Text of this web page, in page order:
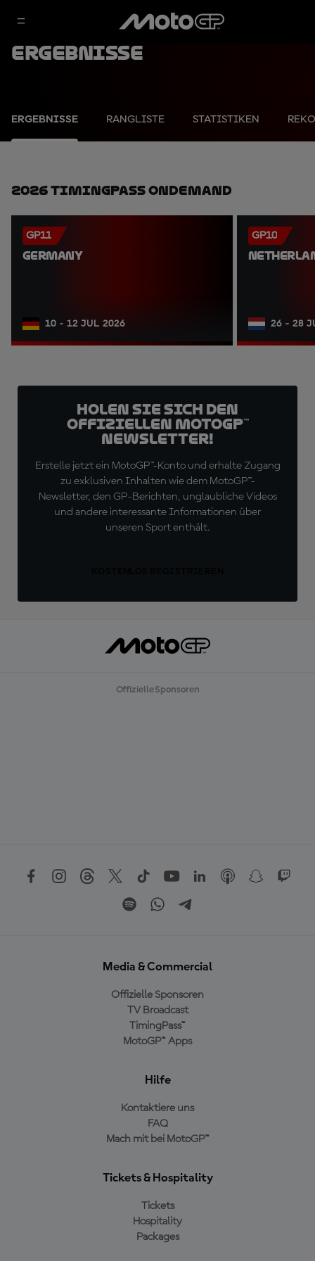
Ergebnisse
ERGEBNISSE RANGLISTE STATISTIKEN
2026 TimingPass OnDemand
GP11
GERMANY
10 - 12 JUL 2026
GP10
26 - 28
Holen Sie sich den
offiziellen MotoGP™
Newsletter!
Erstelle jetzt ein MotoGP™-Konto und erhalte Zugang
zu exklusiven Inhalten wie dem MotoGP™-
Newsletter, den GP-Berichten, unglaubliche Videos
und andere interessante Informationen über
unseren Sport enthält.
Offizielle Sponsoren
Media & Commercial
Offizielle Sponsoren
TV Broadcast
TimingPass™
MotoGP™ Apps
Hilfe
Kontaktiere uns
FAQ
Mach mit bei MotoGP™
Tickets & Hospitality
Tickets
Hospitality
Packages